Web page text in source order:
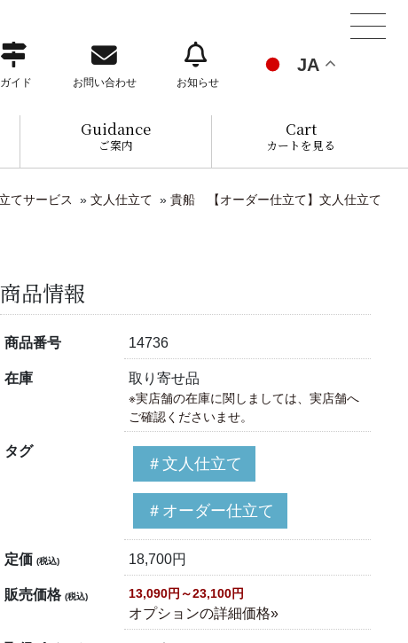
ガイド お問い合わせ お知らせ
JA
Guidance
ご案内
Cart
カートを見る
てサービス » 文人仕立て » 貴船 【オーダー仕立て】文人仕立て
商品情報
商品番号 14736
在庫 取り寄せ品
※実店舗の在庫に関しましては、実店舗へ
ご確認くださいませ。
タグ
＃文人仕立て
＃オーダー仕立て
定価(税込) 18,700円
販売価格(税込) 13,090円～23,100円
オプションの詳細価格»